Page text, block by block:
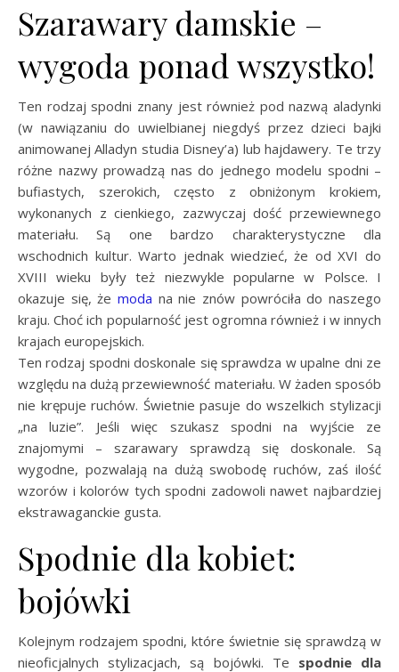
Szarawary damskie –
wygoda ponad wszystko!
Ten rodzaj spodni znany jest również pod nazwą aladynki
(w nawiązaniu do uwielbianej niegdyś przez dzieci bajki
animowanej Alladyn studia Disney’a) lub hajdawery. Te trzy
różne nazwy prowadzą nas do jednego modelu spodni –
bufiastych, szerokich, często z obniżonym krokiem,
wykonanych z cienkiego, zazwyczaj dość przewiewnego
materiału. Są one bardzo charakterystyczne dla
wschodnich kultur. Warto jednak wiedzieć, że od XVI do
XVIII wieku były też niezwykle popularne w Polsce. I
okazuje się, że moda na nie znów powróciła do naszego
kraju. Choć ich popularność jest ogromna również i w innych
krajach europejskich.
Ten rodzaj spodni doskonale się sprawdza w upalne dni ze
względu na dużą przewiewność materiału. W żaden sposób
nie krępuje ruchów. Świetnie pasuje do wszelkich stylizacji
„na luzie”. Jeśli więc szukasz spodni na wyjście ze
znajomymi – szarawary sprawdzą się doskonale. Są
wygodne, pozwalają na dużą swobodę ruchów, zaś ilość
wzorów i kolorów tych spodni zadowoli nawet najbardziej
ekstrawaganckie gusta.
Spodnie dla kobiet:
bojówki
Kolejnym rodzajem spodni, które świetnie się sprawdzą w
nieoficjalnych stylizacjach, są bojówki. Te spodnie dla